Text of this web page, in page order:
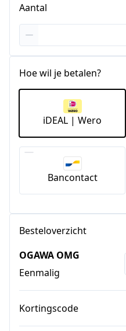
Aantal
Hoe wil je betalen?
iDEAL | Wero
Bancontact
Besteloverzicht
OGAWA OMG
Eenmalig
Kortingscode